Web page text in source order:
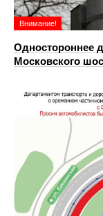
Внимание!
Одностороннее
Московского